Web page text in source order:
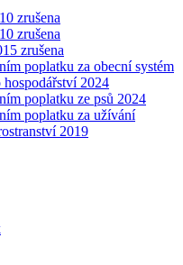
zrušena
zrušena
zrušena
poplatku za obecní systém
hospodářství 2024
poplatku ze psů 2024
poplatku za užívání
2019